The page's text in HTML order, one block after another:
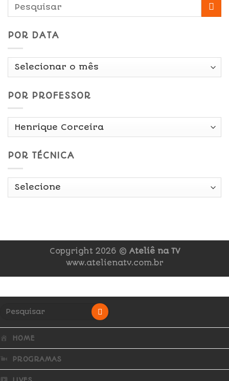
POR DATA
Por
POR PROFESSOR
POR TÉCNICA
Copyright 2026 © Ateliê na TV
www.atelienatv.com.br
HOME
PROGRAMAS